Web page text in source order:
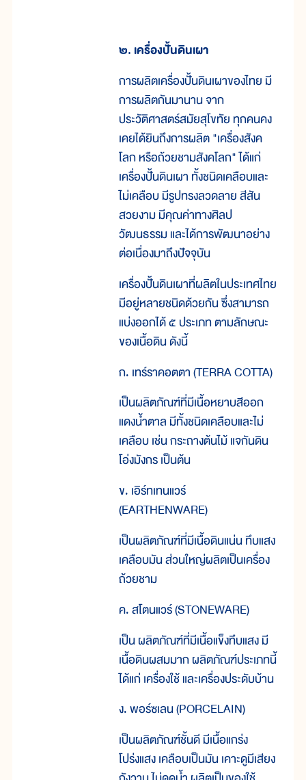
๒. เครื่องปั้นดินเผา
การผลิตเครื่องปั้นดินเผาของไทย มี
การผลิตกันมานาน จาก
ประวัติศาสตร์สมัยสุโขทัย ทุกคนคง
เคยได้ยินถึงการผลิต "เครื่องสังค
โลก หรือถ้วยชามสังคโลก" ได้แก่
เครื่องปั้นดินเผา ทั้งชนิดเคลือบและ
ไม่เคลือบ มีรูปทรงลวดลาย สีสัน
สวยงาม มีคุณค่าทางศิลป
วัฒนธรรม และได้การพัฒนาอย่าง
ต่อเนื่องมาถึงปัจจุบัน
เครื่องปั้นดินเผาที่ผลิตในประเทศไทย
มีอยู่หลายชนิดด้วยกัน ซึ่งสามารถ
แบ่งออกได้ ๕ ประเภท ตามลักษณะ
ของเนื้อดิน ดังนี้
ก. เทร์ราคอตตา (TERRA COTTA)
เป็นผลิตภัณฑ์ที่มีเนื้อหยาบสีออก
แดงน้ำตาล มีทั้งชนิดเคลือบและไม่
เคลือบ เช่น กระถางต้นไม้ แจกันดิน
โอ่งมังกร เป็นต้น
ข. เอิร์ทเทนแวร์
(EARTHENWARE)
เป็นผลิตภัณฑ์ที่มีเนื้อดินแน่น ทึบแสง
เคลือบมัน ส่วนใหญ่ผลิตเป็นเครื่อง
ถ้วยชาม
ค. สโตนแวร์ (STONEWARE)
เป็น ผลิตภัณฑ์ที่มีเนื้อแข็งทึบแสง มี
เนื้อดินผสมมาก ผลิตภัณฑ์ประเภทนี้
ได้แก่ เครื่องใช้ และเครื่องประดับบ้าน
ง. พอร์ซเลน (PORCELAIN)
เป็นผลิตภัณฑ์ชั้นดี มีเนื้อแกร่ง
โปร่งแสง เคลือบเป็นมัน เคาะดูมีเสียง